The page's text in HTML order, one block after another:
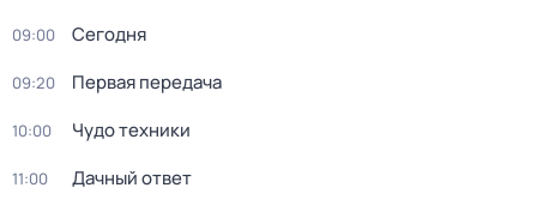
09:00 Сегодня
09:20 Первая передача
10:00 Чудо техники
11:00 Дачный ответ